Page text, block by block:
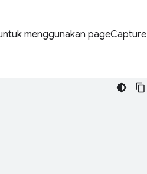
menggunakan pageCapture